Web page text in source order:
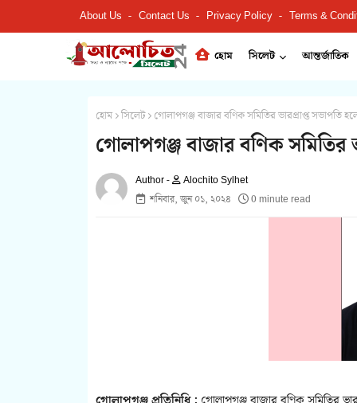
About Us Contact Us Privacy Policy Terms &
হোম সিলেট আন্তর্জাতিক
হোম সিলেট গোলাপগঞ্জ বাজার বণিক সমিতির ভারপ্রাপ্ত সভাপতি
গোলাপগঞ্জ বাজার বণিক সমিতির
Alochito Sylhet
শনিবার, জুন ০১, ২০২৪
0 minute read